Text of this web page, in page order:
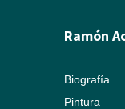
Ramón
Biografía
Pintura